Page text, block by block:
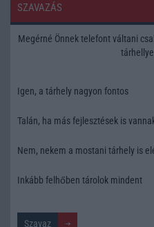
SZAVAZÁS
Megérné Önnek telefont váltani
Igen, a tárhely nagyon fontos
Talán, ha más fejlesztések is
Nem, nekem a mostani tárhely is
Inkább felhőben tárolok mindent